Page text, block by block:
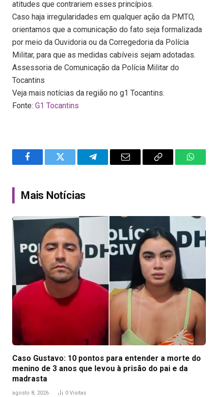
atitudes que contrariem esses princípios.
Caso haja irregularidades em qualquer ação da PMTO,
orientamos que a comunicação do fato seja formalizada
por meio da Ouvidoria ou da Corregedoria da Polícia
Militar, para que as medidas cabíveis sejam adotadas.
Assessoria de Comunicação da Polícia Militar do
Tocantins
Veja mais notícias da região no g1 Tocantins.
Fonte: G1 Tocantins
FacebookTwitter TelegramEmail
Copy
Mais Notícias
Caso Gustavo: 10 pontos para entender a morte do
menino de 3 anos que levou à prisão do pai e da
madrasta
agosto 8, 2026 0 Visitas